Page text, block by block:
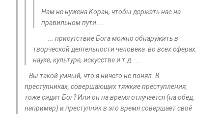
Нам не нужена Коран, чтобы держать нас на
правильном пути....
... присутствие Бога можно обнаружить в
творческой деятельности человека во всех сферах:
науке, культуре, искусстве и т.д. ...
Вы такой умный, что я ничего не понял. В
преступниках, совершающих тяжкие преступления,
тоже сидит Бог? Или он на время отлучается (на обед,
например) и преступник в это время совершает своё